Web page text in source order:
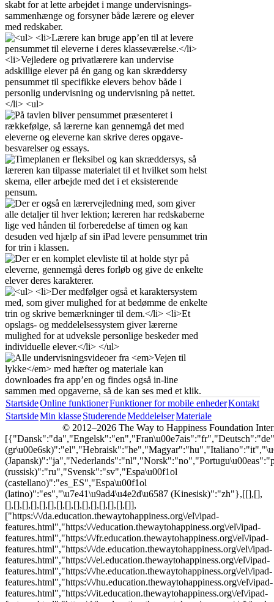
StartsideOnline funktionerFunktioner for mobile enhederKontakt
StartsideMin klasseStuderendeMeddelelserMateriale
© 2012–2026 The Way to Happiness Foundation
(russisk)":"ru","Svensk":"sv","Espa\u00f1ol
(castellano)":"es_ES","Espa\u00f1ol
(latino)":"es","\u7e41\u9ad4\u4e2d\u6587 (Kinesisk)":"zh"},[[],[],
[],[],[],[],[],[],[],[],[],[],[],[],[],[],[]],
["https:\/\/da.education.thewaytohappiness.org\/el\/ipad-
features.html","https:\/\/education.thewaytohappiness.org\/el\/ipad-
features.html","https:\/\/fr.education.thewaytohappiness.org\/el\/ipad-
features.html","https:\/\/de.education.thewaytohappiness.org\/el\/ipad-
features.html","https:\/\/el.education.thewaytohappiness.org\/el\/ipad-
features.html","https:\/\/he.education.thewaytohappiness.org\/el\/ipad-
features.html","https:\/\/hu.education.thewaytohappiness.org\/el\/ipad-
features.html","https:\/\/it.education.thewaytohappiness.org\/el\/ipad-